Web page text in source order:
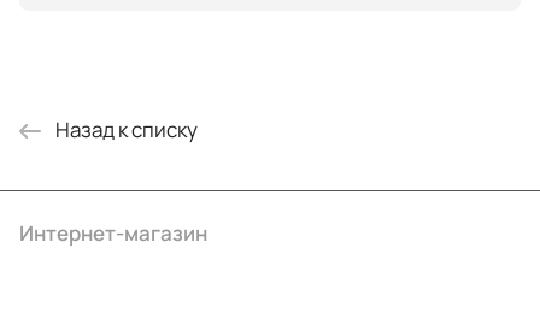
Назад к списку
Интернет-магазин